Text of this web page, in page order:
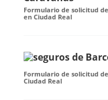
Formulario de solicitud
en Ciudad Real
Formulario de solicitud
Ciudad Real